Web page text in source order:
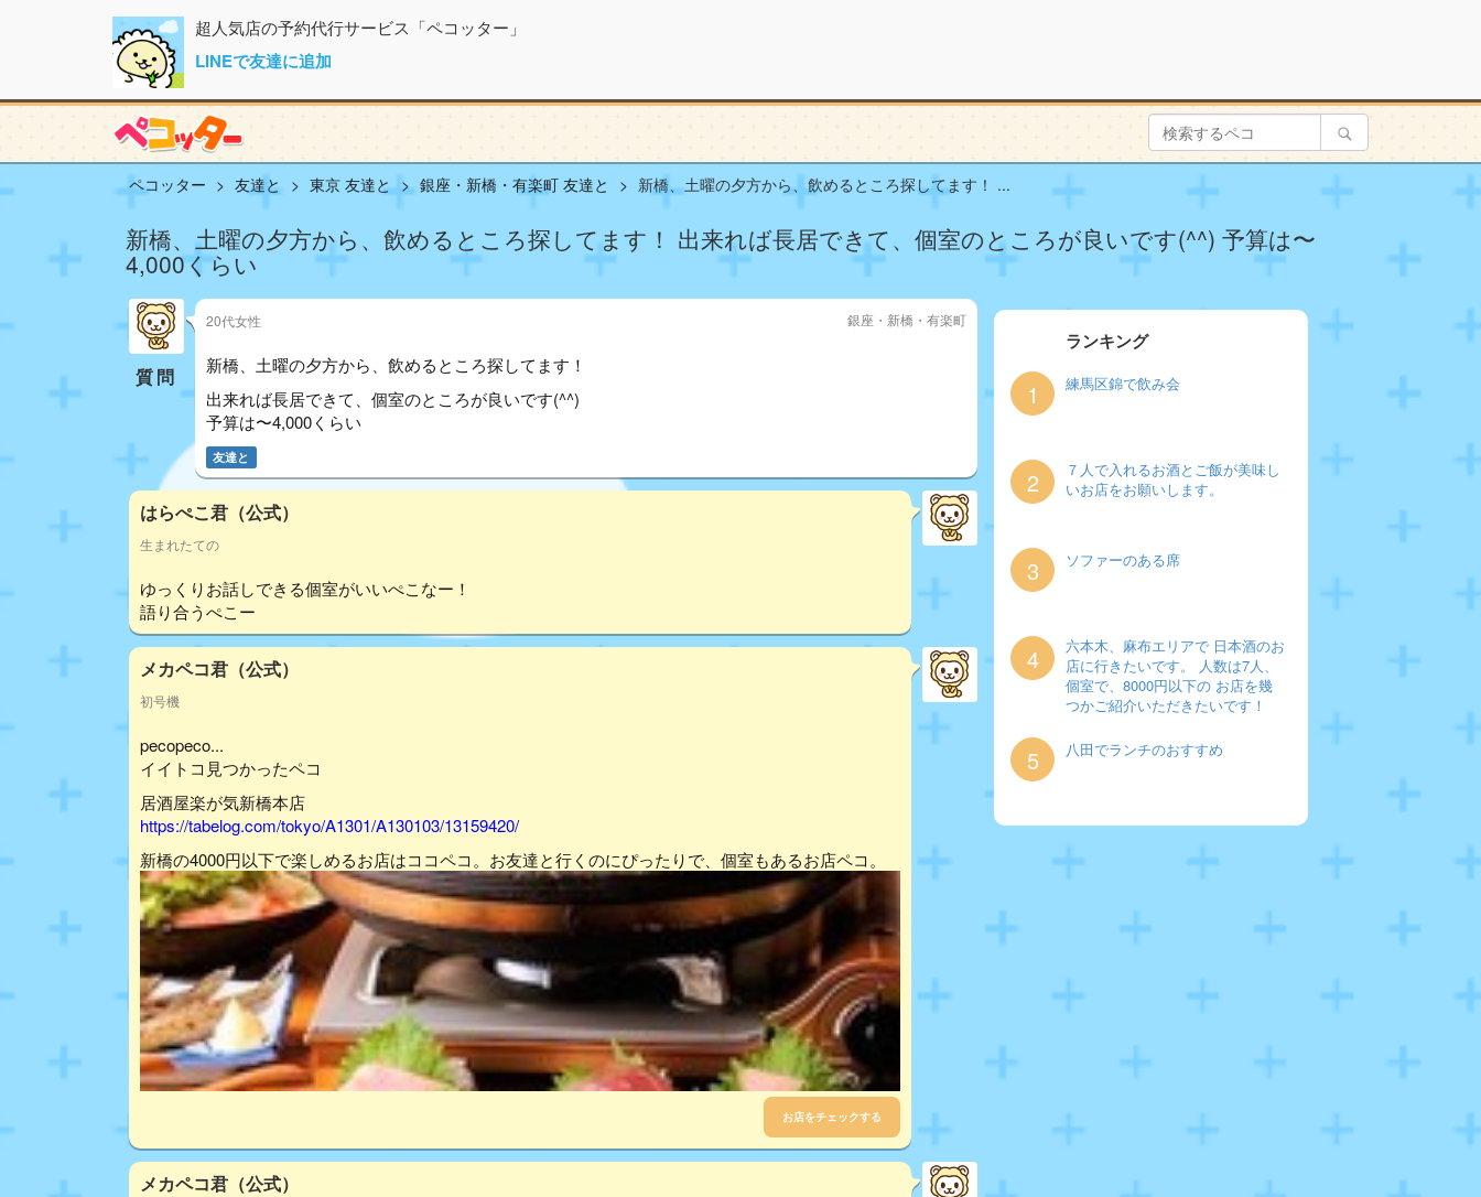
超人気店の予約代行サービス「ペコッター」
LINEで友達に追加
ペコッター 友達と 東京 友達と 銀座・新橋・有楽町 友達と 新橋、土曜の夕方から、飲めるところ探してます！ ...
新橋、土曜の夕方から、飲めるところ探してます！ 出来れば長居できて、個室のところが良いです(^^) 予算は〜
4,000くらい
質問
20代女性 銀座・新橋・有楽町
新橋、土曜の夕方から、飲めるところ探してます！
出来れば長居できて、個室のところが良いです(^^)
予算は〜4,000くらい
友達と
はらぺこ君（公式）
生まれたての
ゆっくりお話しできる個室がいいぺこなー！
語り合うぺこー
メカペコ君（公式）
初号機
pecopeco...
イイトコ見つかったペコ
居酒屋楽が気新橋本店
https://tabelog.com/tokyo/A1301/A130103/13159420/
新橋の4000円以下で楽しめるお店はココペコ。お友達と行くのにぴったりで、個室もあるお店ペコ。
お店をチェックする
メカペコ君（公式）
ランキング
1 練馬区錦で飲み会
2
７人で入れるお酒とご飯が美味し
いお店をお願いします。
3 ソファーのある席
4
六本木、麻布エリアで 日本酒のお
店に行きたいです。 人数は7人、
個室で、8000円以下の お店を幾
つかご紹介いただきたいです！
5 八田でランチのおすすめ